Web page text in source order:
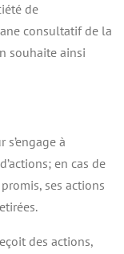
de
consultatif de la
souhaite ainsi
à
en cas de
ses actions
des actions,